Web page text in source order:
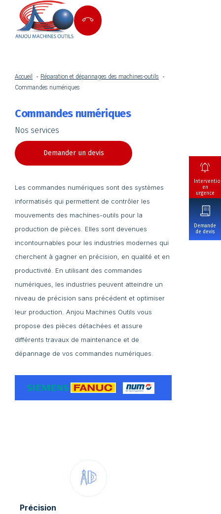
en
urgence
Demande
de devis
Accueil
Réparation et dépannages des machines-outils
Commandes numériques
Commandes numériques
Nos services
Demander un devis
Les commandes numériques sont des systèmes
informatisés qui permettent de contrôler les
mouvements des machines-outils pour la
production de pièces. Elles sont devenues
incontournables pour les industries modernes qui
cherchent à gagner en précision, en qualité et en
productivité. En utilisant des commandes
numériques, les industries peuvent atteindre un
niveau de précision sans précédent et optimiser
leur production. Anjou Machines Outils vous
propose des pièces détachées et assure
différents travaux de maintenance et de
dépannage de vos commandes numériques.
Précision